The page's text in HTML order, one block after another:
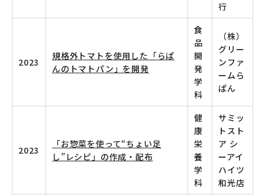
行
2023
規格外トマトを使用した「らぱ
んのトマトパン」を開発
食
品
開
発
学
科
（株）
グリー
ンファ
ームら
ぱん
2023
「お惣菜を使って“ちょい足
し”レシピ」の作成・配布
健
康
栄
養
学
科
サミッ
トスト
ア シ
ーアイ
ハイツ
和光店